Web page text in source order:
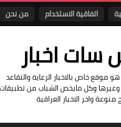
اتفاقية الاستخدام من نحن
اخبار
موقع خاص بالاخبار الرعاية والتقاعد
وغيرها وكل مايخص الشباب من تطبيقات
منوعة واخر الاخبار العراقية